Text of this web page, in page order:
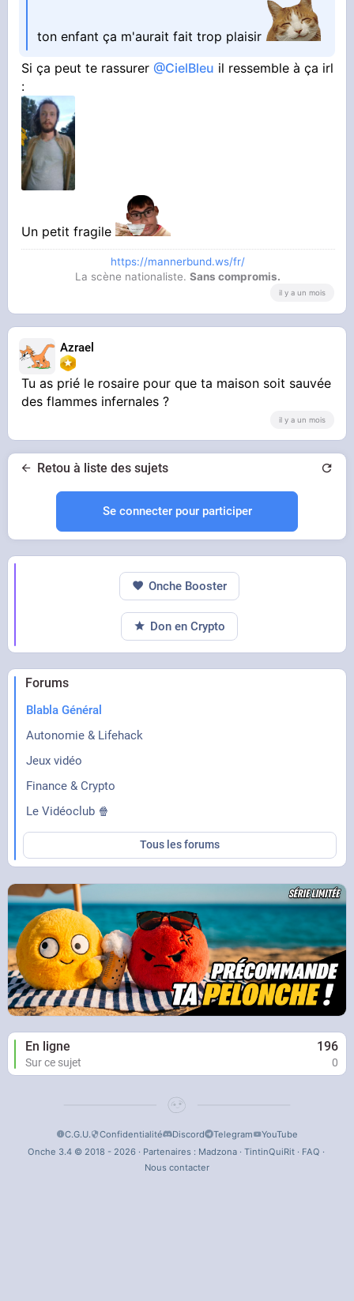
ton enfant ça m'aurait fait trop plaisir
Si ça peut te rassurer@CielBleu il ressemble à ça irl
:
Un petit fragile
https://mannerbund.ws/fr/
La scène nationaliste.Sans compromis.
il y a un mois
Azrael
Tu as prié le rosaire pour que ta maison soit sauvée
des flammes infernales ?
il y a un mois
Retou à liste des sujets
Se connecter pour participer
Forums
Blabla Général
Autonomie & Lifehack
Jeux vidéo
Finance & Crypto
Le Vidéoclub 🍿
Tous les forums
En ligne 196
Sur ce sujet 0
Onche Booster
Don en Crypto
C.G.U. Confidentialité Discord Telegram
YouTube
Onche 3.4 © 2018 - 2026 · Partenaires : Madzona· TintinQuiRit· FAQ ·
Nous contacter